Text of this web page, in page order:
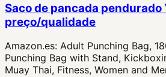
Saco de pancada pendurado
preço/qualidade
Amazon.es: Adult Punching Bag,
Punching Bag with Stand,
Muay Thai, Fitness, Women and